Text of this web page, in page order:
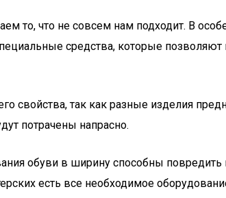
то, что не совсем нам подходит. В
средства, которые позволяют
свойства, так как разные изделия
потрачены напрасно.
обуви в ширину способны
есть все необходимое